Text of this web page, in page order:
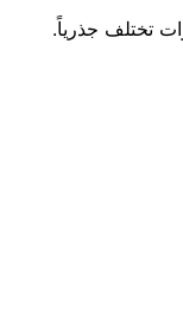
تختلف جذرياً.